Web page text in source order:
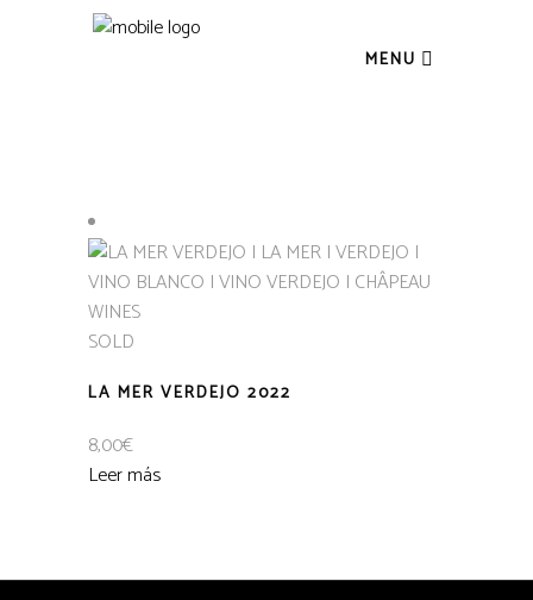
MENU
SOLD
LA MER VERDEJO 2022
8,00€
Leer más